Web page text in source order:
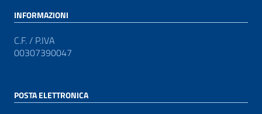
INFORMAZIONI
C.F. / P.IVA
00307390047
POSTA ELETTRONICA